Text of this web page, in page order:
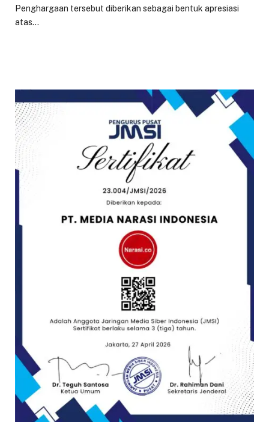
Penghargaan tersebut diberikan sebagai bentuk apresiasi
atas…